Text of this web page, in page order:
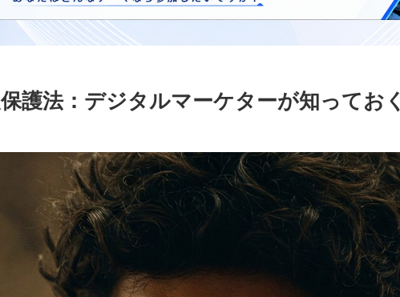
護法：デジタルマーケターが知っておく